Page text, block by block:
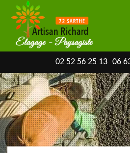
02 52 56 25 13 06